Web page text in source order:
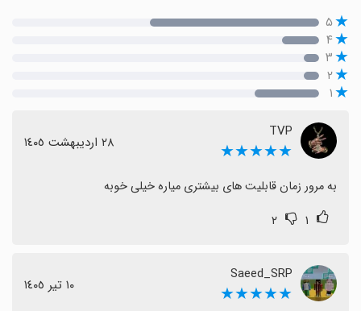
۵
۴
۳
۲
۱
TVP
★★★★★ ٢٨ اردیبهشت ١٤٠٥
به مرور زمان قابلیت های بیشتری میاره خیلی خوبه
۱ ۲
Saeed_SRP
★★★★★ ١٠ تیر ١٤٠٥